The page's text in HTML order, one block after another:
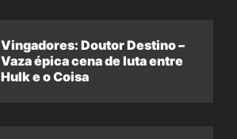
Vingadores: Doutor Destino –
Vaza épica cena de luta entre
Hulk e o Coisa